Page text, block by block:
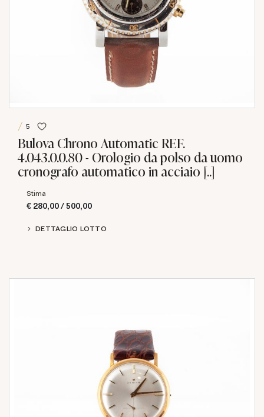
5
Bulova Chrono Automatic REF.
4.043.0.0.80 - Orologio da polso da uomo
cronografo automatico in acciaio [..]
Stima
€ 280,00 / 500,00
DETTAGLIO LOTTO